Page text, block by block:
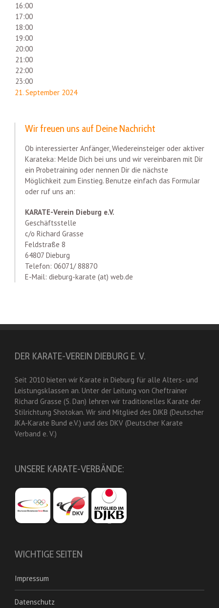
16:00
17:00
18:00
19:00
20:00
21:00
22:00
23:00
21. September 2024
Wir freuen uns auf Deine Nachricht
Ob interessierter Anfänger, Wiedereinsteiger oder aktiver
Karateka: Melde Dich bei uns und wir vereinbaren mit Dir
ein Probetraining oder nennen Dir die nächste
Möglichkeit zum Einstieg. Benutze einfach das Formular
oder ruf uns an:
KARATE-Verein Dieburg e.V.
Geschäftsstelle
c/o Richard Grasse
Feldstraße 8
64807 Dieburg
Telefon: 06071/ 88870
E-Mail: dieburg-karate (at) web.de
DER KARATE-VEREIN DIEBURG E. V.
Seit 2010 bieten wir Karate in Dieburg für alle Alters- und
Leistungsklassen an. Unter der Leitung von Cheftrainer
Richard Grasse (5. Dan) lehren wir traditionelles Karate der
Stilrichtung Shotokan. Wir sind Mitglied des DJKB (Deutscher
JKA-Karate Bund e.V.) und des DKV (Deutscher Karate
Verband e. V.)
UNSERE KARATE-VERBÄNDE:
WICHTIGE SEITEN
Impressum
Datenschutz